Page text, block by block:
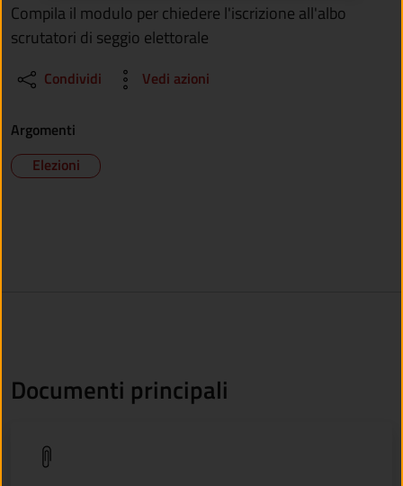
Compila il modulo per chiedere l'iscrizione all'albo
scrutatori di seggio elettorale
Condividi Vedi azioni
Argomenti
Elezioni
Documenti principali
(apre in un'altra scheda).